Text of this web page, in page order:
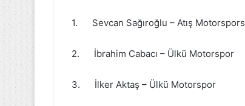
1. Sevcan Sağıroğlu – Atış Motorspors
2. İbrahim Cabacı – Ülkü Motorspor
3. İlker Aktaş – Ülkü Motorspor